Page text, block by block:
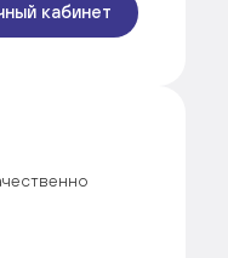
кабинет